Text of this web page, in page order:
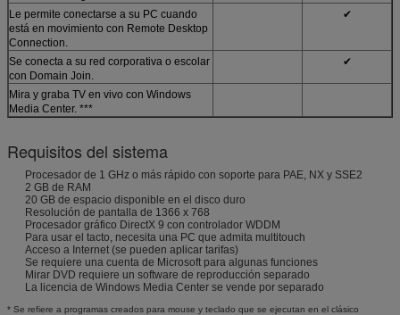
Le permite conectarse a su PC cuando
está en movimiento con Remote Desktop
Connection.
✔
Se conecta a su red corporativa o escolar
con Domain Join.
✔
Mira y graba TV en vivo con Windows
Media Center. ***
Requisitos del sistema
Procesador de 1 GHz o más rápido con soporte para PAE, NX y SSE2
2 GB de RAM
20 GB de espacio disponible en el disco duro
Resolución de pantalla de 1366 x 768
Procesador gráfico DirectX 9 con controlador WDDM
Para usar el tacto, necesita una PC que admita multitouch
Acceso a Internet (se pueden aplicar tarifas)
Se requiere una cuenta de Microsoft para algunas funciones
Mirar DVD requiere un software de reproducción separado
La licencia de Windows Media Center se vende por separado
* Se refiere a programas creados para mouse y teclado que se ejecutan en el clásico